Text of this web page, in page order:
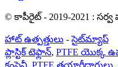
© కాపీరైట్ - 2019-2021 : సర్వ
హాట్ ఉత్పత్తులు -సైట్‌మ్యాప్
ప్లాస్టిక్ టెఫ్లాన్, PTFE యొక్క
కంపెనీ, PTFE తయారీదారులు,